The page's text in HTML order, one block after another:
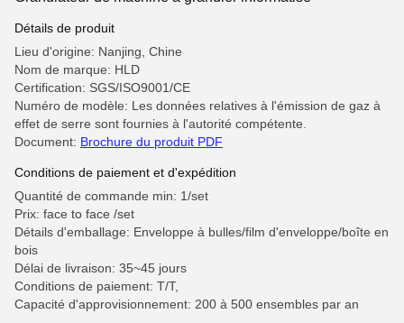
Détails de produit
Lieu d'origine: Nanjing, Chine
Nom de marque: HLD
Certification: SGS/ISO9001/CE
Numéro de modèle: Les données relatives à l'émission de gaz à
effet de serre sont fournies à l'autorité compétente.
Document: Brochure du produit PDF
Conditions de paiement et d'expédition
Quantité de commande min: 1/set
Prix: face to face /set
Détails d'emballage: Enveloppe à bulles/film d'enveloppe/boîte en
bois
Délai de livraison: 35~45 jours
Conditions de paiement: T/T,
Capacité d'approvisionnement: 200 à 500 ensembles par an